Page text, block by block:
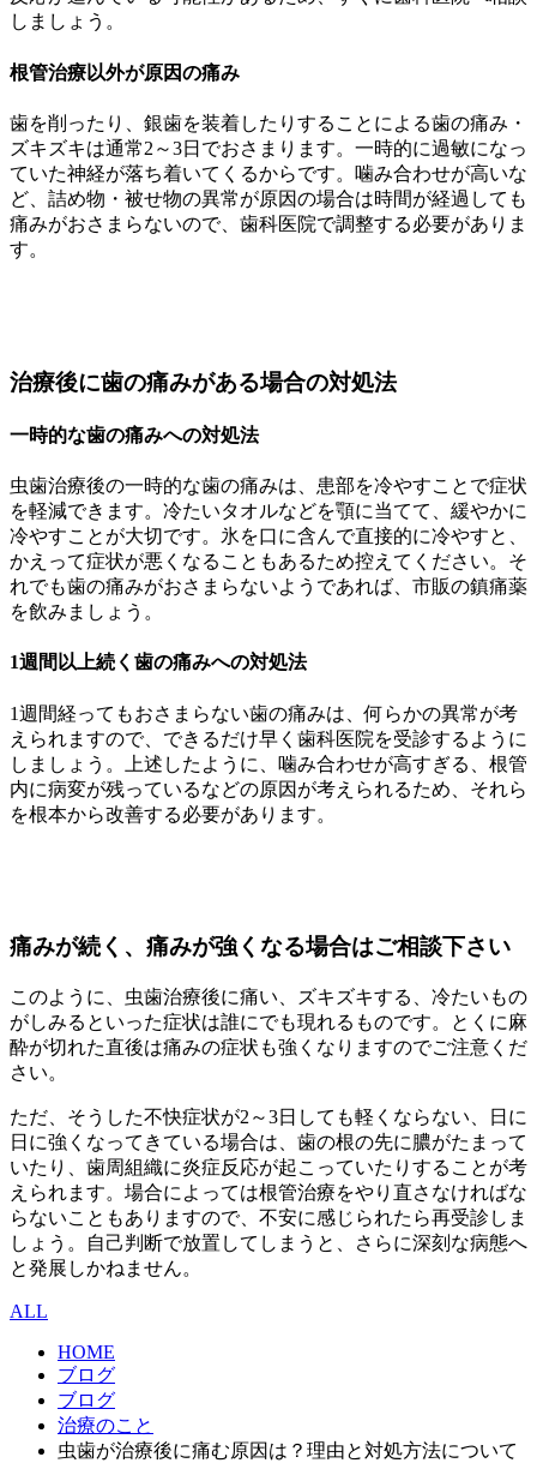
しましょう。
根管治療以外が原因の痛み
歯を削ったり、銀歯を装着したりすることによる歯の痛み・
ズキズキは通常2～3日でおさまります。一時的に過敏になっ
ていた神経が落ち着いてくるからです。噛み合わせが高いな
ど、詰め物・被せ物の異常が原因の場合は時間が経過しても
痛みがおさまらないので、歯科医院で調整する必要がありま
す。
治療後に歯の痛みがある場合の対処法
一時的な歯の痛みへの対処法
虫歯治療後の一時的な歯の痛みは、患部を冷やすことで症状
を軽減できます。冷たいタオルなどを顎に当てて、緩やかに
冷やすことが大切です。氷を口に含んで直接的に冷やすと、
かえって症状が悪くなることもあるため控えてください。そ
れでも歯の痛みがおさまらないようであれば、市販の鎮痛薬
を飲みましょう。
1週間以上続く歯の痛みへの対処法
1週間経ってもおさまらない歯の痛みは、何らかの異常が考
えられますので、できるだけ早く歯科医院を受診するように
しましょう。上述したように、噛み合わせが高すぎる、根管
内に病変が残っているなどの原因が考えられるため、それら
を根本から改善する必要があります。
痛みが続く、痛みが強くなる場合はご相談下さい
このように、虫歯治療後に痛い、ズキズキする、冷たいもの
がしみるといった症状は誰にでも現れるものです。とくに麻
酔が切れた直後は痛みの症状も強くなりますのでご注意くだ
さい。
ただ、そうした不快症状が2～3日しても軽くならない、日に
日に強くなってきている場合は、歯の根の先に膿がたまって
いたり、歯周組織に炎症反応が起こっていたりすることが考
えられます。場合によっては根管治療をやり直さなければな
らないこともありますので、不安に感じられたら再受診しま
しょう。自己判断で放置してしまうと、さらに深刻な病態へ
と発展しかねません。
ALL
HOME
ブログ
ブログ
治療のこと
虫歯が治療後に痛む原因は？理由と対処方法について